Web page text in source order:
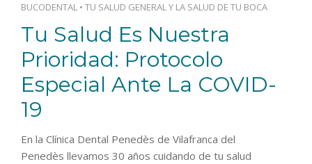
BUCODENTAL • TU SALUD GENERAL Y LA SALUD DE TU BOCA
Tu Salud Es Nuestra
Prioridad: Protocolo
Especial Ante La COVID-
19
En la Clínica Dental Penedès de Vilafranca del
Penedès llevamos 30 años cuidando de tu salud